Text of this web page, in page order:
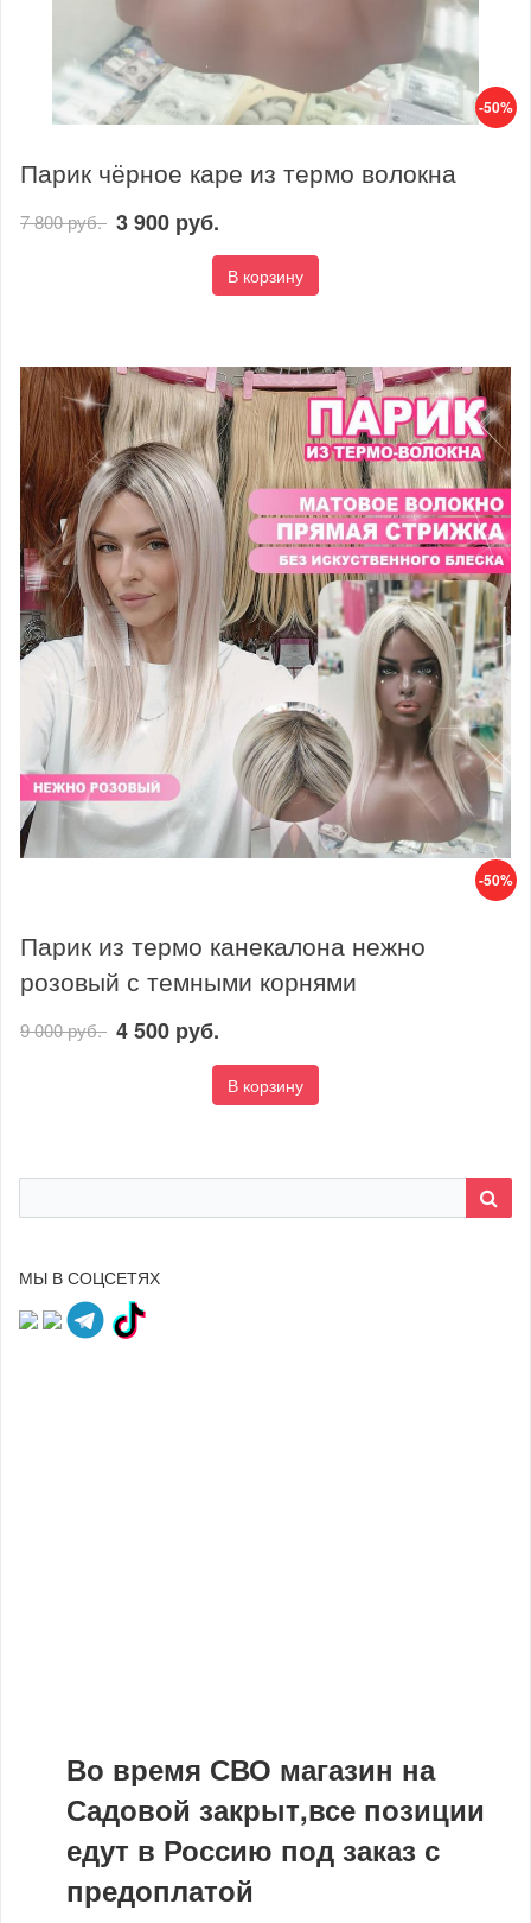
-50%
Парик чёрное каре из термо волокна
7 800 руб. 3 900 руб.
В корзину
-50%
Парик из термо канекалона нежно
розовый с темными корнями
9 000 руб. 4 500 руб.
В корзину
МЫ В СОЦСЕТЯХ
Во время СВО магазин на
Садовой закрыт,все позиции
едут в Россию под заказ с
предоплатой